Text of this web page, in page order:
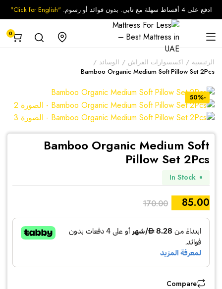
ادفع على 4 أقساط سهلة مع تابي. بدون فوائد أو رسوم. "Click for English"
0
الرئيسية اكسسوارات الفراش
الوسائد
Bamboo Organic Medium Soft Pillow Set 2Pcs
-50%
Bamboo Organic Medium Soft
Pillow Set 2Pcs
In Stock
170.00
السعر
الأصلي
هو:
AED170.00.
85.00
السعر
الحالي
هو:
AED85.00.
Compare